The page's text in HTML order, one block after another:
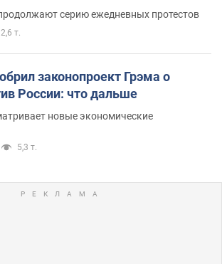
серию ежедневных протестов
2,6 т.
законопроект Грэма о
России: что дальше
новые экономические
5,3 т.